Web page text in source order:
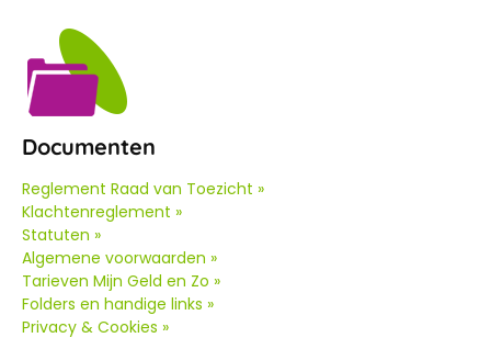
Documenten
Reglement Raad van Toezicht »
Klachtenreglement »
Statuten »
Algemene voorwaarden »
Tarieven Mijn Geld en Zo »
Folders en handige links »
Privacy & Cookies »